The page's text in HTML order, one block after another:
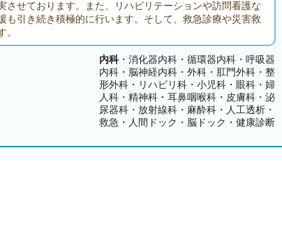
させております。また、リハビリテーションや訪問看護な
も引き続き積極的に行います。そして、救急診療や災害救
。
内科・消化器内科・循環器内科・呼吸器
内科・脳神経内科・外科・肛門外科・整
形外科・リハビリ科・小児科・眼科・婦
人科・精神科・耳鼻咽喉科・皮膚科・泌
尿器科・放射線科・麻酔科・人工透析・
救急・人間ドック・脳ドック・健康診断